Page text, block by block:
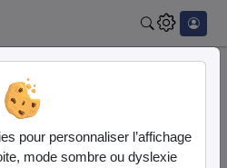
pour personnaliser l’affichage
mode sombre ou dyslexie